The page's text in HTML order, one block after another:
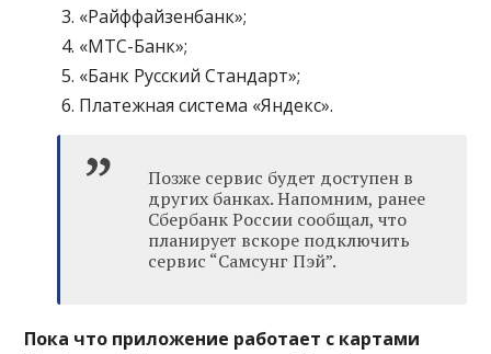
«Райффайзенбанк»;
«МТС-Банк»;
«Банк Русский Стандарт»;
Платежная система «Яндекс».
Позже сервис будет доступен в
других банках. Напомним, ранее
Сбербанк России сообщал, что
планирует вскоре подключить
сервис “Самсунг Пэй”.
Пока что приложение работает с картами